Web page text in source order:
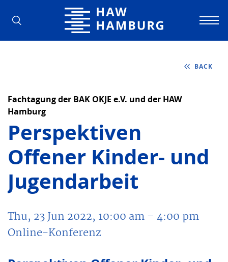
Hamburg University of Applied
BACK
Fachtagung der BAK OKJE e.V. und der HAW
Hamburg
Perspektiven
Offener Kinder- und
Jugendarbeit
Thu, 23 Jun 2022, 10:00 am– 4:00 pm
Online-Konferenz